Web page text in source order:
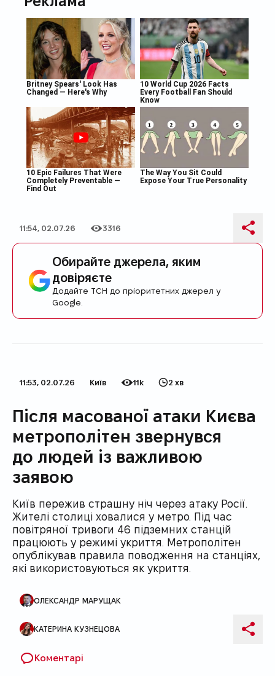
Дата публікації
11:54, 02.07.26
Кількість переглядів
3316
Обирайте джерела, яким
довіряєте
Додайте ТСН до пріоритетних джерел у
Google.
Дата публікації
11:53, 02.07.26
Категорія
Київ
Кількість переглядів
11k
Час на прочитання
2 хв
Після масованої атаки Києва
метрополітен звернувся
до людей із важливою
заявою
Київ пережив страшну ніч через атаку Росії.
Жителі столиці ховалися у метро. Під час
повітряної тривоги 46 підземних станцій
працюють у режимі укриття. Метрополітен
опублікував правила поводження на станціях,
які використовуються як укриття.
Автори публікації
ОЛЕКСАНДР МАРУЩАК
КАТЕРИНА КУЗНЕЦОВА
Коментарі